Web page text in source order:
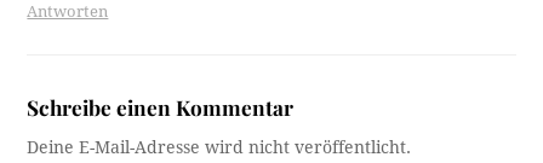
Antworten
Schreibe einen Kommentar
Deine E-Mail-Adresse wird nicht veröffentlicht.